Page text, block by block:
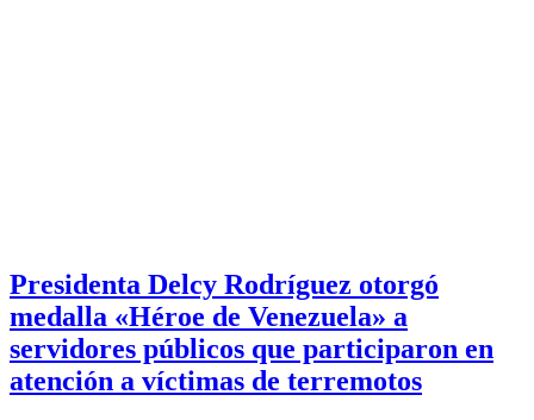
Presidenta Delcy Rodríguez otorgó
medalla «Héroe de Venezuela» a
servidores públicos que participaron en
atención a víctimas de terremotos